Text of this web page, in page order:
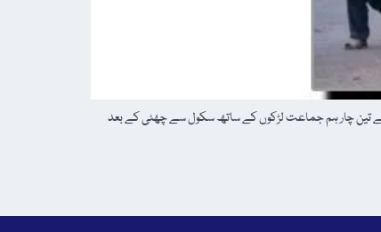
تین چار ہم جماعت لڑکوں کے ساتھ سکول سے چھٹی کے بعد